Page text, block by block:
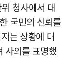
청사에서 대
국민의 신뢰를
는 상황에 대
사의를 표명했